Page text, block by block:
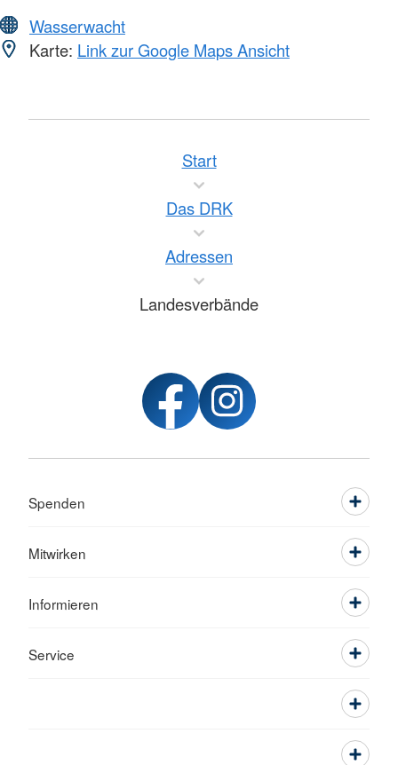
Wasserwacht
Karte: Link zur Google Maps Ansicht
Start
Das DRK
Adressen
Landesverbände
Spenden
Mitwirken
Informieren
Service